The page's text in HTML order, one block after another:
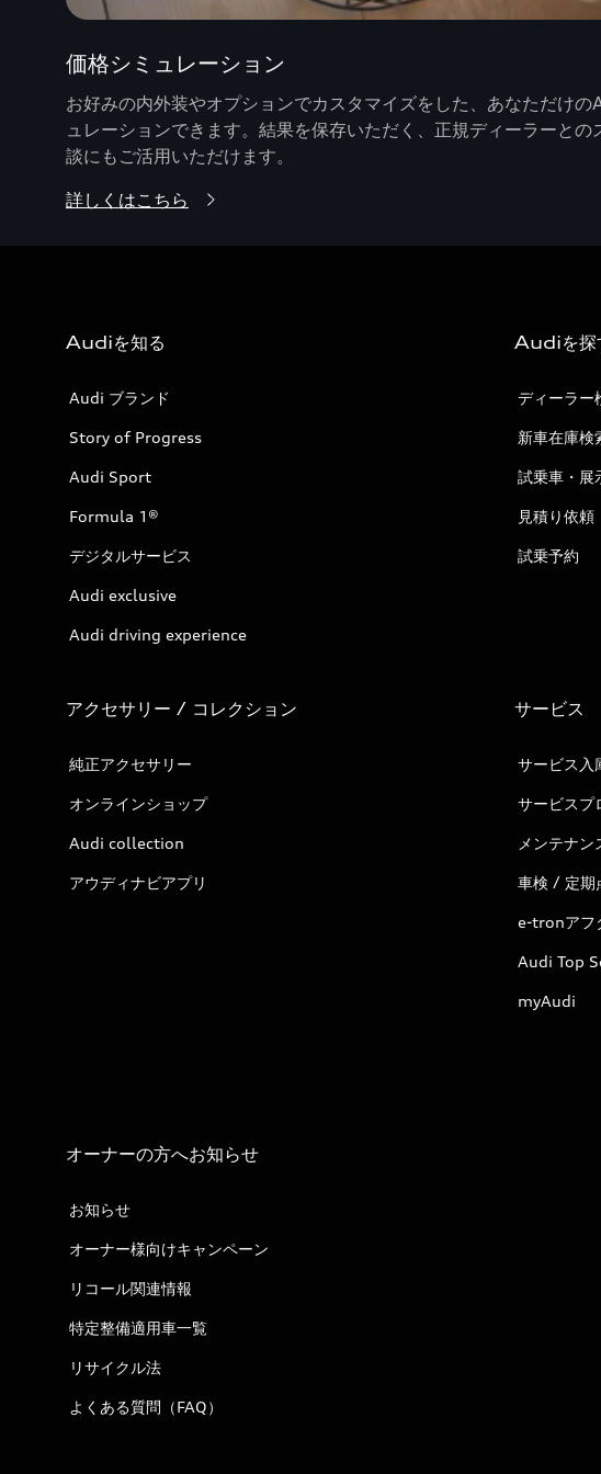
価格シミュレーション
お好みの内外装やオプションでカスタマイズをした、あなただけの
ュレーションできます。結果を保存いただく、正規ディーラーとの
談にもご活用いただけます。
詳しくはこちら
Audiを知る
Audi ブランド
Story of Progress
Audi Sport
Formula 1®
デジタルサービス
Audi exclusive
Audi driving experience
Audiを探
ディーラー
新車在庫検
試乗車・展
見積り依頼
試乗予約
アクセサリー / コレクション
純正アクセサリー
オンラインショップ
Audi collection
アウディナビアプリ
サービス
サービス入
サービスプ
メンテナン
車検 / 定期
e-tronアフ
Audi Top
myAudi
オーナーの方へお知らせ
お知らせ
オーナー様向けキャンペーン
リコール関連情報
特定整備適用車一覧
リサイクル法
よくある質問（FAQ）